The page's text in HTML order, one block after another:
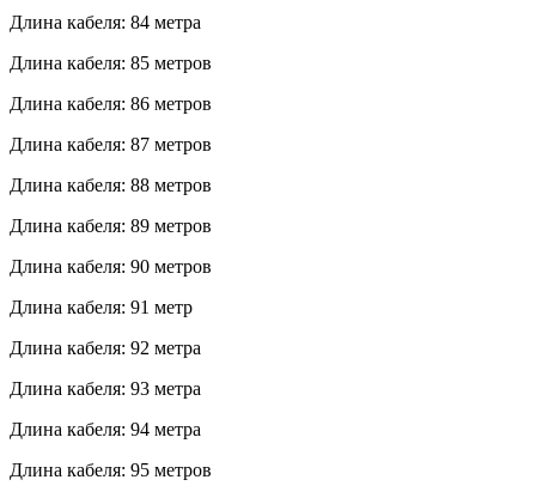
Длина кабеля: 84 метра
Длина кабеля: 85 метров
Длина кабеля: 86 метров
Длина кабеля: 87 метров
Длина кабеля: 88 метров
Длина кабеля: 89 метров
Длина кабеля: 90 метров
Длина кабеля: 91 метр
Длина кабеля: 92 метра
Длина кабеля: 93 метра
Длина кабеля: 94 метра
Длина кабеля: 95 метров